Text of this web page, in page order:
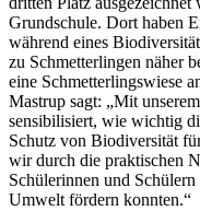
Grundschule. Dort haben
während eines
zu Schmetterlingen näher
eine Schmetterlingswiese
Mastrup sagt: „Mit
sensibilisiert, wie wichtig
Schutz von Biodiversität
wir durch die praktischen
Schülerinnen und
Umwelt fördern konnten.“